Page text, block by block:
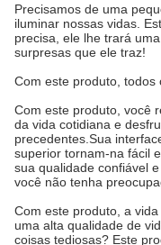
Precisamos de uma
iluminar nossas vidas.
precisa, ele lhe trará
surpresas que ele traz!
Com este produto, todos
Com este produto, você
da vida cotidiana e
precedentes.Sua
superior tornam-na fácil
sua qualidade confiável
você não tenha
Com este produto, a
uma alta qualidade de
coisas tediosas? Este